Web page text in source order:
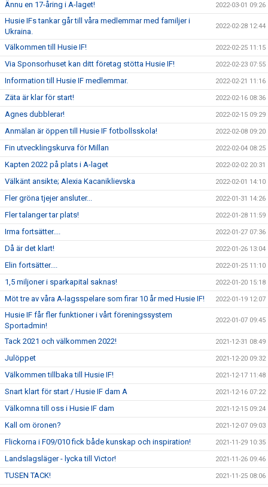
Ännu en 17-åring i A-laget! 2022-03-01 09:26
Husie IFs tankar går till våra medlemmar med familjer i
Ukraina.
2022-02-28 12:44
Välkommen till Husie IF! 2022-02-25 11:15
Via Sponsorhuset kan ditt företag stötta Husie IF! 2022-02-23 07:55
Information till Husie IF medlemmar. 2022-02-21 11:16
Zäta är klar för start! 2022-02-16 08:36
Agnes dubblerar! 2022-02-15 09:29
Anmälan är öppen till Husie IF fotbollsskola! 2022-02-08 09:20
Fin utvecklingskurva för Millan 2022-02-04 08:25
Kapten 2022 på plats i A-laget 2022-02-02 20:31
Välkänt ansikte; Alexia Kacaniklievska 2022-02-01 14:10
Fler gröna tjejer ansluter... 2022-01-31 14:26
Fler talanger tar plats! 2022-01-28 11:59
Irma fortsätter.... 2022-01-27 07:36
Då är det klart! 2022-01-26 13:04
Elin fortsätter.... 2022-01-25 11:10
1,5 miljoner i sparkapital saknas! 2022-01-20 15:18
Möt tre av våra A-lagsspelare som firar 10 år med Husie IF! 2022-01-19 12:07
Husie IF får fler funktioner i vårt föreningssystem
Sportadmin!
2022-01-07 09:45
Tack 2021 och välkommen 2022! 2021-12-31 08:49
Julöppet 2021-12-20 09:32
Välkommen tillbaka till Husie IF! 2021-12-17 11:48
Snart klart för start / Husie IF dam A 2021-12-16 07:22
Välkomna till oss i Husie IF dam 2021-12-15 09:24
Kall om öronen? 2021-12-07 09:03
Flickorna i F09/010 fick både kunskap och inspiration! 2021-11-29 10:35
Landslagsläger - lycka till Victor! 2021-11-26 09:46
TUSEN TACK! 2021-11-25 08:06